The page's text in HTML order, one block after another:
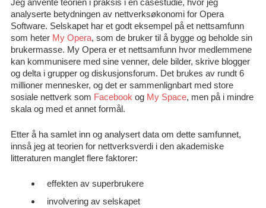
Jeg anvente teorien i praksis i en casestudie, hvor jeg
analyserte betydningen av nettverksøkonomi for Opera
Software. Selskapet har et godt eksempel på et nettsamfunn
som heter My Opera, som de bruker til å bygge og beholde sin
brukermasse. My Opera er et nettsamfunn hvor medlemmene
kan kommunisere med sine venner, dele bilder, skrive blogger
og delta i grupper og diskusjonsforum. Det brukes av rundt 6
millioner mennesker, og det er sammenlignbart med store
sosiale nettverk som Facebook og My Space, men på i mindre
skala og med et annet formål.
Etter å ha samlet inn og analysert data om dette samfunnet,
innså jeg at teorien for nettverksverdi i den akademiske
litteraturen manglet flere faktorer:
effekten av superbrukere
involvering av selskapet